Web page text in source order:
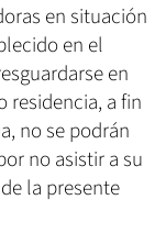
en situación
en el
en
residencia, a fin
no se podrán
no asistir a su
la presente